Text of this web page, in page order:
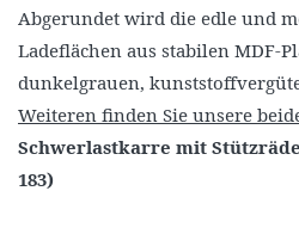
Abgerundet wird die edle und
Ladeflächen aus stabilen MDF-
dunkelgrauen,
Weiteren finden Sie unsere
Schwerlastkarre mit
183)